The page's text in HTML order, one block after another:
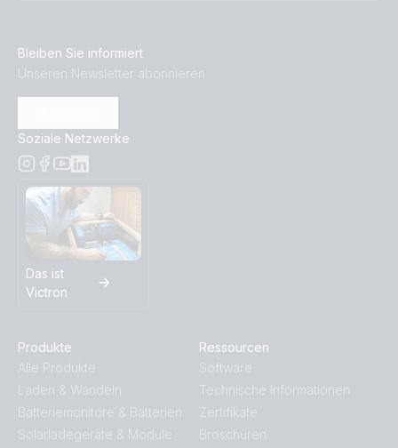
Bleiben Sie informiert
Unseren Newsletter abonnieren
Soziale Netzwerke
Das ist
Victron
Produkte
Alle Produkte
Laden & Wandeln
Batteriemonitore & Batterien
Solarladegeräte & Module
Ressourcen
Software
Technische Informationen
Zertifikate
Broschüren